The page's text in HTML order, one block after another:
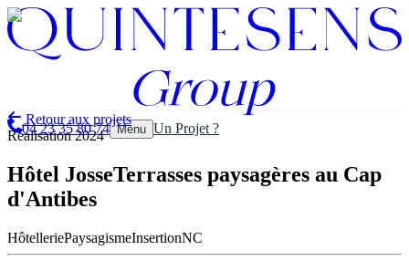
Aller au contenu principal
Aller au contenu principal
04 23 35 80 74 Menu Un Projet ?
Retour aux projets
Réalisation2024
Hôtel JosseTerrasses paysagères au Cap
d'Antibes
HôtelleriePaysagismeInsertionNC